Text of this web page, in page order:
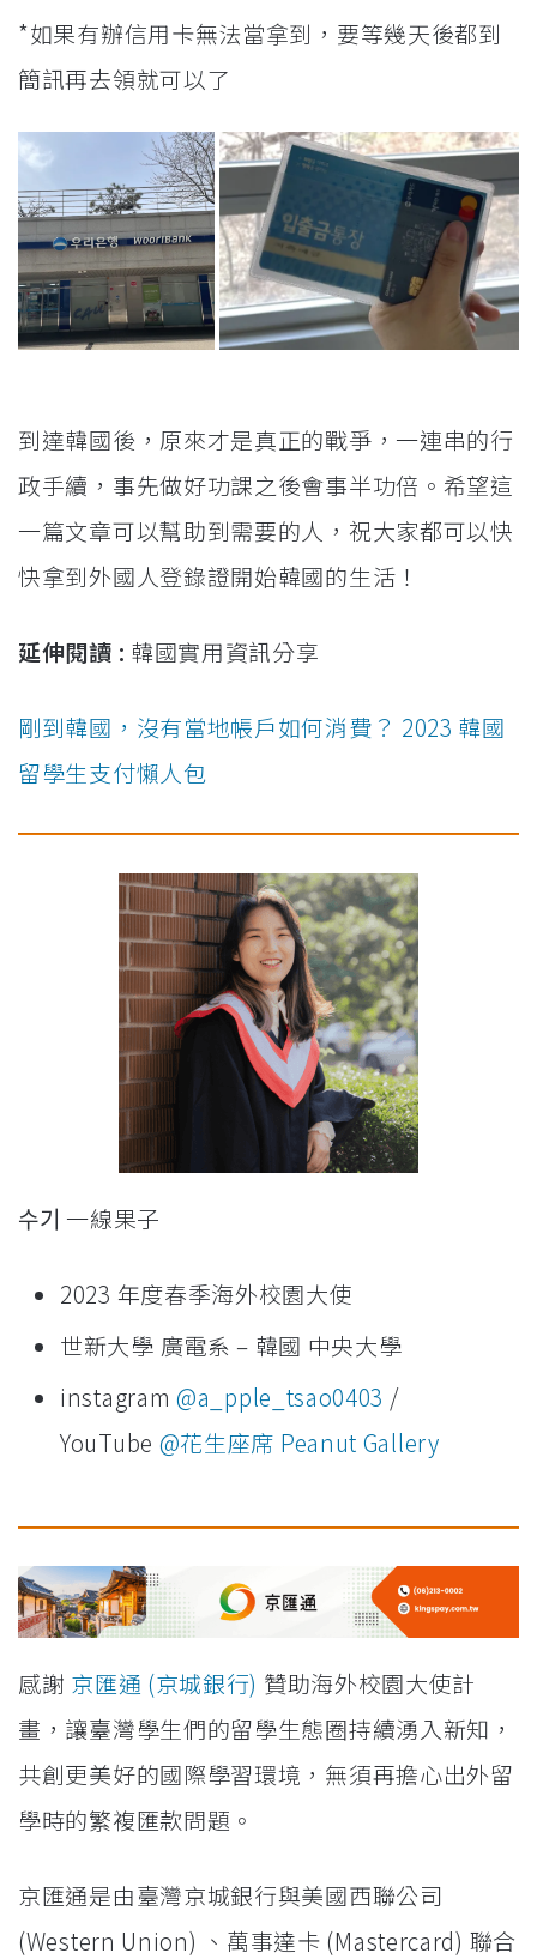
*如果有辦信用卡無法當拿到，要等幾天後都到
簡訊再去領就可以了
到達韓國後，原來才是真正的戰爭，一連串的行
政手續，事先做好功課之後會事半功倍。希望這
一篇文章可以幫助到需要的人，祝大家都可以快
快拿到外國人登錄證開始韓國的生活！
延伸閱讀 : 韓國實用資訊分享
剛到韓國，沒有當地帳戶如何消費？ 2023 韓國
留學生支付懶人包
수기 一線果子
2023 年度春季海外校園大使
世新大學 廣電系 – 韓國 中央大學
instagram @a_pple_tsao0403 /
YouTube @花生座席 Peanut Gallery
感謝 京匯通 (京城銀行) 贊助海外校園大使計
畫，讓臺灣學生們的留學生態圈持續湧入新知，
共創更美好的國際學習環境，無須再擔心出外留
學時的繁複匯款問題。
京匯通是由臺灣京城銀行與美國西聯公司
(Western Union) 、萬事達卡 (Mastercard) 聯合